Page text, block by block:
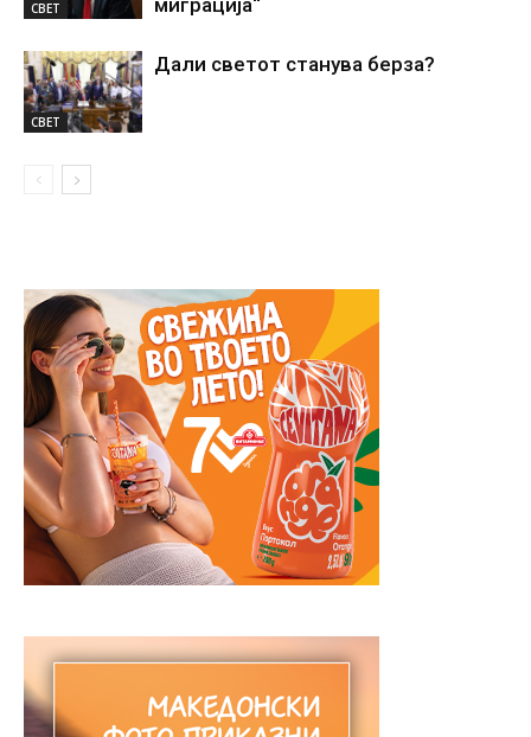
СВЕТ
СВЕТ
Дали светот станува берза?